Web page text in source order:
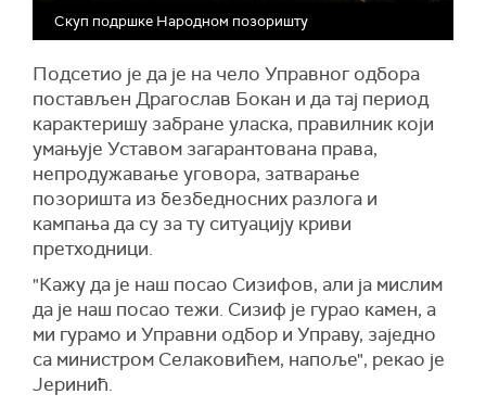
Скуп подршке Народном позоришту
Подсетио је да је на чело Управног одбора
постављен Драгослав Бокан и да тај период
карактеришу забране уласка, правилник који
умањује Уставом загарантована права,
непродужавање уговора, затварање
позоришта из безбедносних разлога и
кампања да су за ту ситуацију криви
претходници.
"Кажу да је наш посао Сизифов, али ја мислим
да је наш посао тежи. Сизиф је гурао камен, а
ми гурамо и Управни одбор и Управу, заједно
са министром Селаковићем, напоље", рекао је
Јеринић.